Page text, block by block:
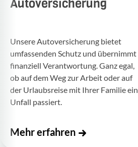
Autoversicherung
Unsere Auto­ver­si­che­rung bietet
umfas­senden Schutz und über­nimmt
finan­ziell Verant­wor­tung. Ganz egal,
ob auf dem Weg zur Arbeit oder auf
der Urlaubs­reise mit Ihrer Familie ein
Unfall passiert.
Mehr erfahren